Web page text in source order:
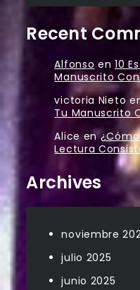
Recent
Alfonso en10
Manuscrito
victoria Nieto
Tu Manuscrito
Aliceen
Lectura
Archives
noviembre
julio 2025
junio 2025